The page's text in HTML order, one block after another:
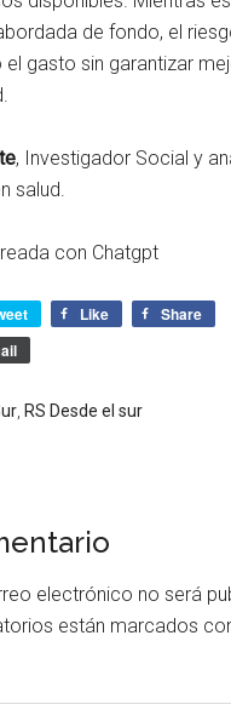
de fondo, el
el gasto sin garantizar
, Investigador Social y
salud.
con Chatgpt
Like
Share
RS Desde el sur
electrónico no será
están marcados